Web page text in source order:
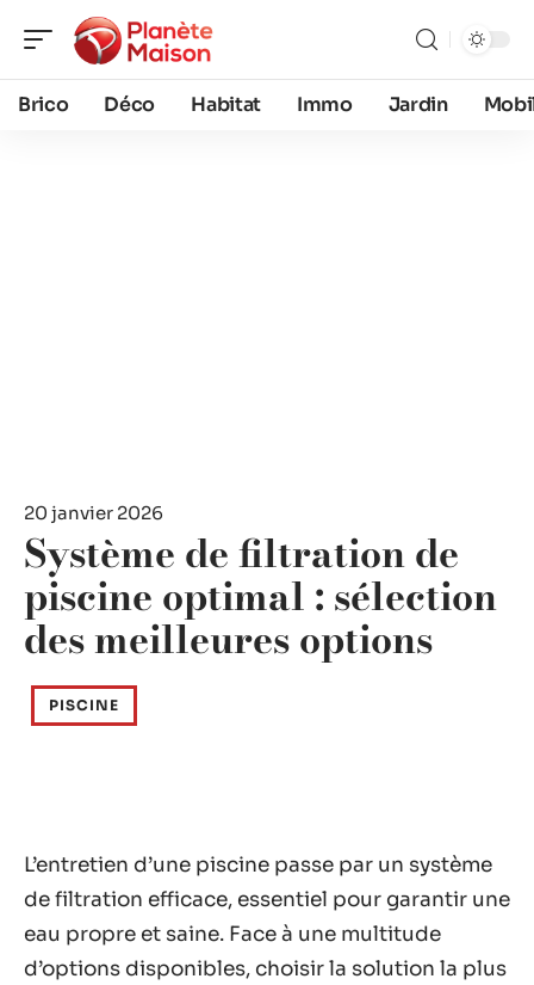
Brico Déco Habitat Immo Jardin
20 janvier 2026
Système de filtration de
piscine optimal : sélection
des meilleures options
PISCINE
L’entretien d’une piscine passe par un système
de filtration efficace, essentiel pour garantir une
eau propre et saine. Face à une multitude
d’options disponibles, choisir la solution la plus